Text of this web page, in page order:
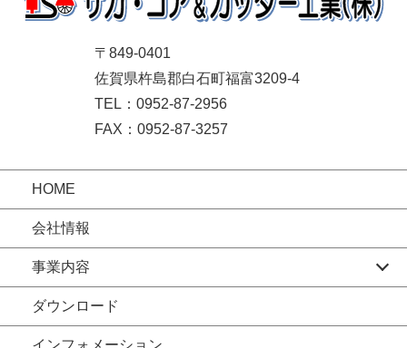
〒849-0401
佐賀県杵島郡白石町福富3209-4
TEL：0952-87-2956
FAX：0952-87-3257
HOME
会社情報
事業内容
ダウンロード
インフォメーション